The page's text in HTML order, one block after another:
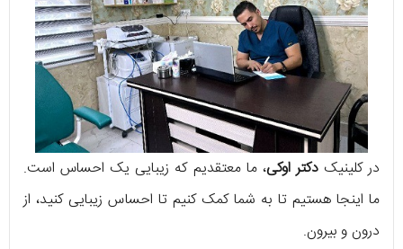
در کلینیکدکتر اوکی، ما معتقدیم که زیبایی یک احساس است.
ما اینجا هستیم تا به شما کمک کنیم تا احساس زیبایی کنید، از
درون و بیرون.